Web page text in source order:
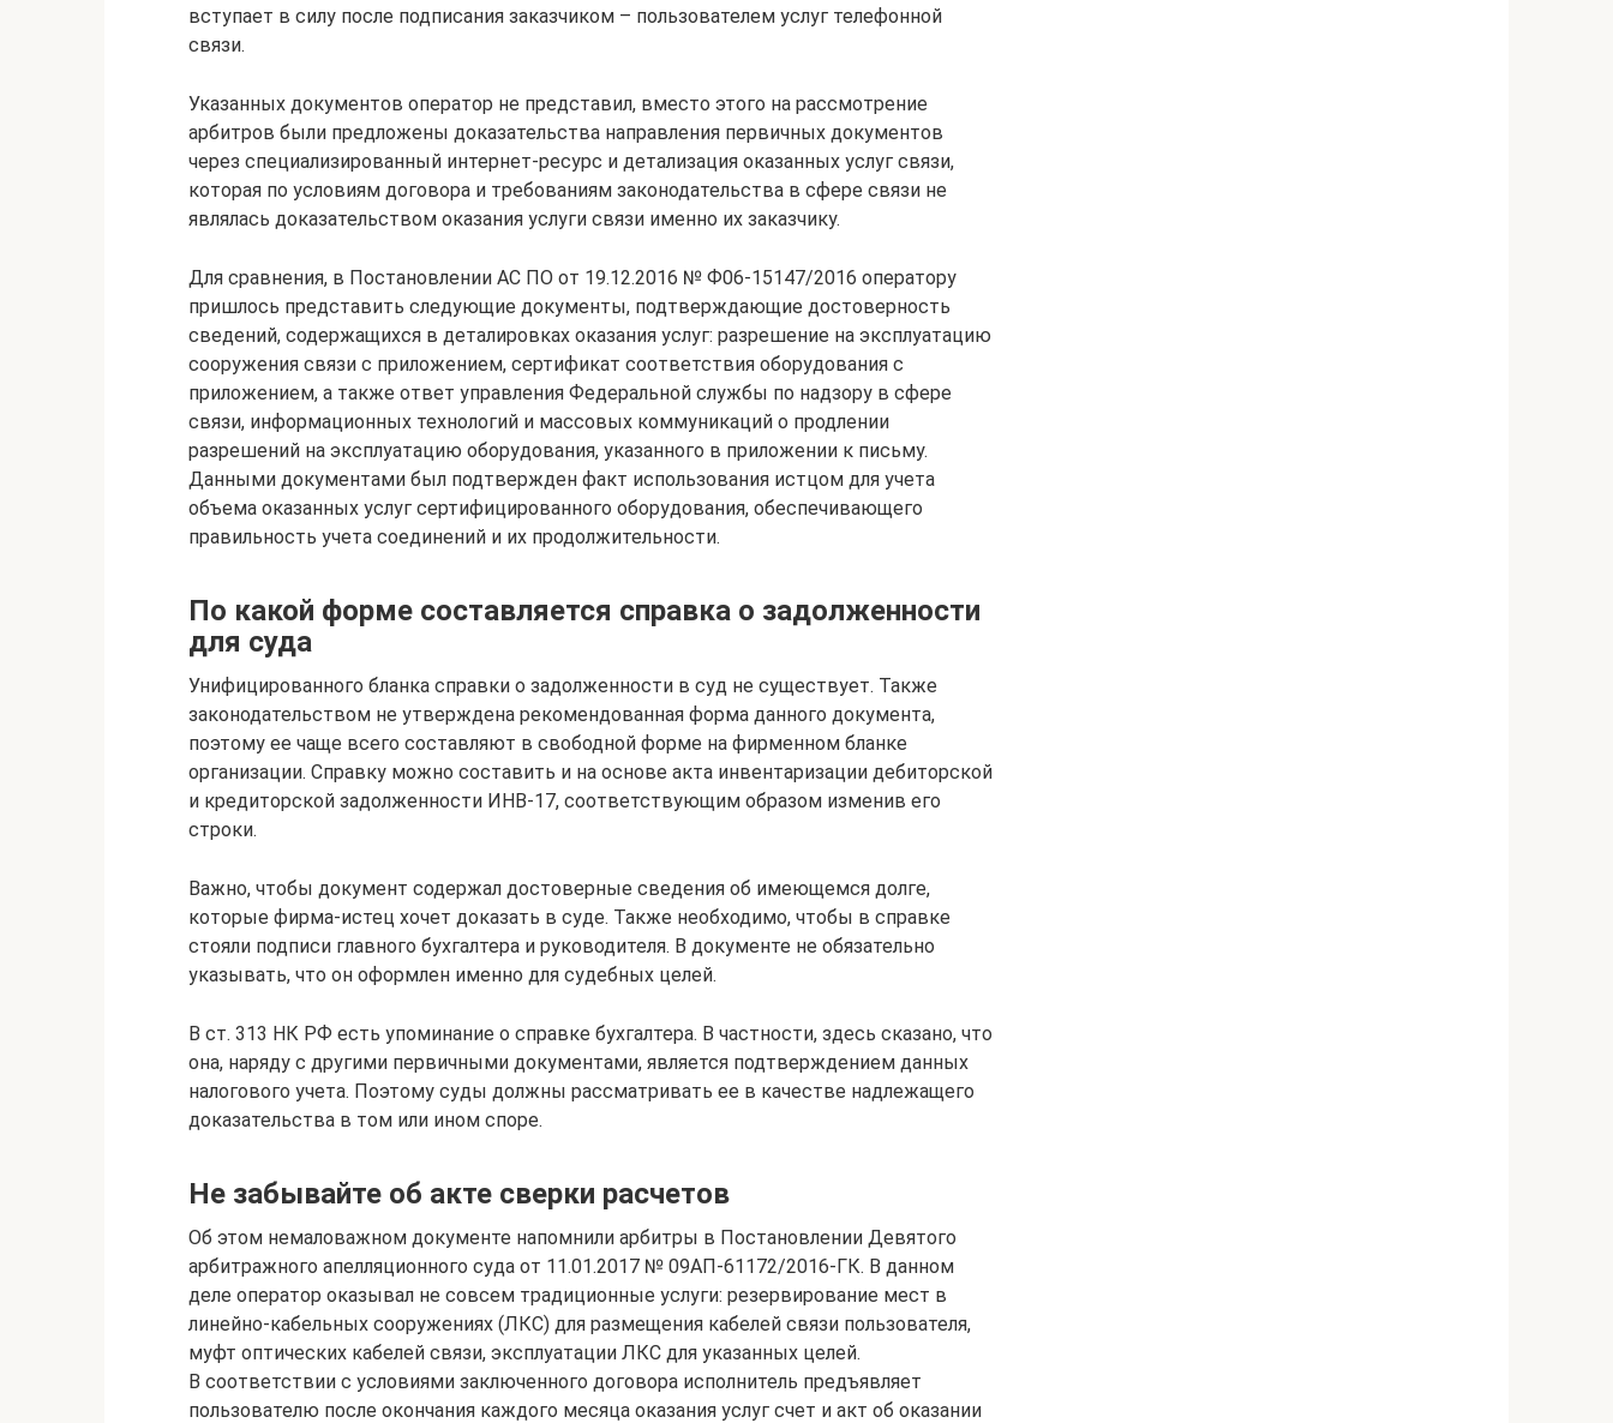
вступает в силу после подписания заказчиком – пользователем услуг телефонной
связи.
Указанных документов оператор не представил, вместо этого на рассмотрение
арбитров были предложены доказательства направления первичных документов
через специализированный интернет-ресурс и детализация оказанных услуг связи,
которая по условиям договора и требованиям законодательства в сфере связи не
являлась доказательством оказания услуги связи именно их заказчику.
Для сравнения, в Постановлении АС ПО от 19.12.2016 № Ф06-15147/2016 оператору
пришлось представить следующие документы, подтверждающие достоверность
сведений, содержащихся в деталировках оказания услуг: разрешение на эксплуатацию
сооружения связи с приложением, сертификат соответствия оборудования с
приложением, а также ответ управления Федеральной службы по надзору в сфере
связи, информационных технологий и массовых коммуникаций о продлении
разрешений на эксплуатацию оборудования, указанного в приложении к письму.
Данными документами был подтвержден факт использования истцом для учета
объема оказанных услуг сертифицированного оборудования, обеспечивающего
правильность учета соединений и их продолжительности.
По какой форме составляется справка о задолженности
для суда
Унифицированного бланка справки о задолженности в суд не существует. Также
законодательством не утверждена рекомендованная форма данного документа,
поэтому ее чаще всего составляют в свободной форме на фирменном бланке
организации. Справку можно составить и на основе акта инвентаризации дебиторской
и кредиторской задолженности ИНВ-17, соответствующим образом изменив его
строки.
Важно, чтобы документ содержал достоверные сведения об имеющемся долге,
которые фирма-истец хочет доказать в суде. Также необходимо, чтобы в справке
стояли подписи главного бухгалтера и руководителя. В документе не обязательно
указывать, что он оформлен именно для судебных целей.
В ст. 313 НК РФ есть упоминание о справке бухгалтера. В частности, здесь сказано, что
она, наряду с другими первичными документами, является подтверждением данных
налогового учета. Поэтому суды должны рассматривать ее в качестве надлежащего
доказательства в том или ином споре.
Не забывайте об акте сверки расчетов
Об этом немаловажном документе напомнили арбитры в Постановлении Девятого
арбитражного апелляционного суда от 11.01.2017 № 09АП-61172/2016-ГК. В данном
деле оператор оказывал не совсем традиционные услуги: резервирование мест в
линейно-кабельных сооружениях (ЛКС) для размещения кабелей связи пользователя,
муфт оптических кабелей связи, эксплуатации ЛКС для указанных целей.
В соответствии с условиями заключенного договора исполнитель предъявляет
пользователю после окончания каждого месяца оказания услуг счет и акт об оказании